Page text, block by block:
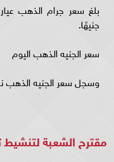
جنيهًا.
سعر الجنيه الذهب اليوم
وسجل سعر الجنيه الذهب نحو 20440
مقترح الشعبة